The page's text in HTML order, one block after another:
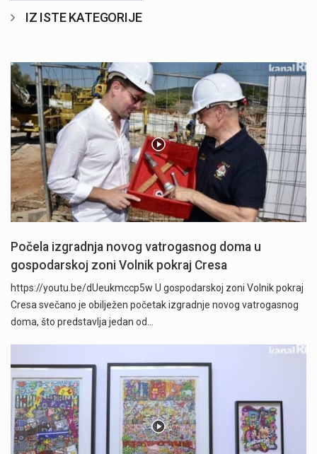
IZ ISTE KATEGORIJE
Počela izgradnja novog vatrogasnog doma u
gospodarskoj zoni Volnik pokraj Cresa
https://youtu.be/dUeukmccp5w U gospodarskoj zoni Volnik pokraj
Cresa svečano je obilježen početak izgradnje novog vatrogasnog
doma, što predstavlja jedan od…